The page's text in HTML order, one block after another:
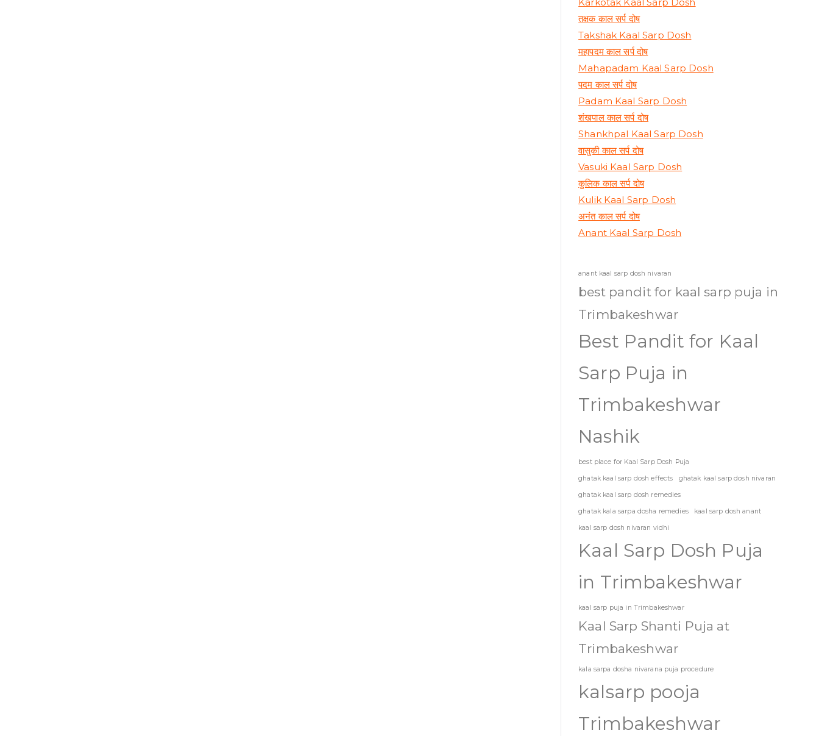
तक्षक काल सर्प दोष
Takshak Kaal Sarp Dosh
महापदम काल सर्प दोष
Mahapadam Kaal Sarp Dosh
पदम काल सर्प दोष
Padam Kaal Sarp Dosh
शंखपाल काल सर्प दोष
Shankhpal Kaal Sarp Dosh
वासुकी काल सर्प दोष
Vasuki Kaal Sarp Dosh
कुलिक काल सर्प दोष
Kulik Kaal Sarp Dosh
अनंत काल सर्प दोष
Anant Kaal Sarp Dosh
anant kaal sarp dosh nivaran
best pandit for kaal sarp puja in
Trimbakeshwar
Best Pandit for Kaal
Sarp Puja in
Trimbakeshwar
Nashik
best place for Kaal Sarp Dosh Puja
ghatak kaal sarp dosh effects ghatak kaal sarp dosh nivaran
ghatak kaal sarp dosh remedies
ghatak kala sarpa dosha remedies kaal sarp dosh anant
kaal sarp dosh nivaran vidhi
Kaal Sarp Dosh Puja
in Trimbakeshwar
kaal sarp puja in Trimbakeshwar
Kaal Sarp Shanti Puja at
Trimbakeshwar
kala sarpa dosha nivarana puja procedure
kalsarp pooja
Trimbakeshwar